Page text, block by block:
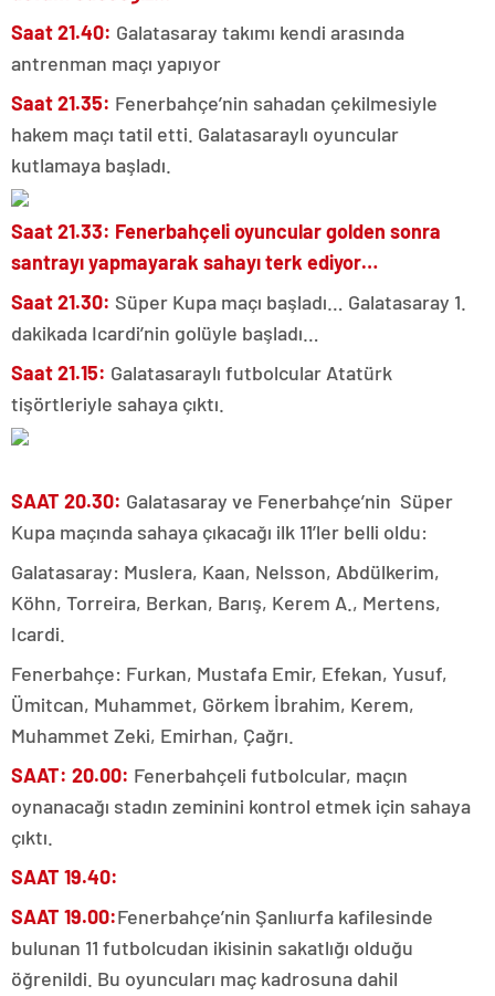
Saat 21.40: Galatasaray takımı kendi arasında
antrenman maçı yapıyor
Saat 21.35: Fenerbahçe’nin sahadan çekilmesiyle
hakem maçı tatil etti. Galatasaraylı oyuncular
kutlamaya başladı.
Saat 21.33: Fenerbahçeli oyuncular golden sonra
santrayı yapmayarak sahayı terk ediyor…
Saat 21.30: Süper Kupa maçı başladı… Galatasaray 1.
dakikada Icardi’nin golüyle başladı…
Saat 21.15: Galatasaraylı futbolcular Atatürk
tişörtleriyle sahaya çıktı.
SAAT 20.30: Galatasaray ve Fenerbahçe’nin Süper
Kupa maçında sahaya çıkacağı ilk 11’ler belli oldu:
Galatasaray: Muslera, Kaan, Nelsson, Abdülkerim,
Köhn, Torreira, Berkan, Barış, Kerem A., Mertens,
Icardi.
Fenerbahçe: Furkan, Mustafa Emir, Efekan, Yusuf,
Ümitcan, Muhammet, Görkem İbrahim, Kerem,
Muhammet Zeki, Emirhan, Çağrı.
SAAT: 20.00: Fenerbahçeli futbolcular, maçın
oynanacağı stadın zeminini kontrol etmek için sahaya
çıktı.
SAAT 19.40:
SAAT 19.00:Fenerbahçe’nin Şanlıurfa kafilesinde
bulunan 11 futbolcudan ikisinin sakatlığı olduğu
öğrenildi. Bu oyuncuları maç kadrosuna dahil